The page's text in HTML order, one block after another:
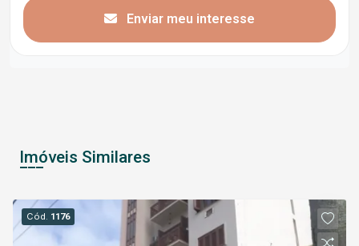
Enviar meu interesse
Imóveis Similares
Cód. 1176